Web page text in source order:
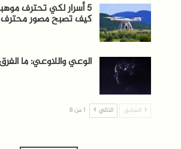
5 أسرار لكي تحترف
كيف تصبح مصور محترف
الوعي واللاوعي: ما
السابق التالي 1 من 8